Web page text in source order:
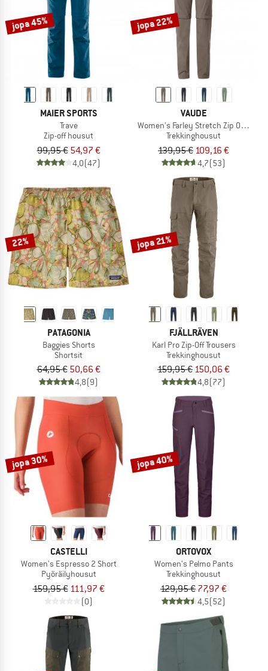
jopa 45%
MAIER SPORTS
Trave
Zip-off housut
99,95 € 54,97 €
4,0(47)
jopa 22%
VAUDE
Women's Farley Stretch Zip Off T-Zip
Trekkinghousut
139,95 € 109,16 €
4,7(53)
22%
PATAGONIA
Baggies Shorts
Shortsit
64,95 € 50,66 €
4,8(9)
jopa 21%
FJÄLLRÄVEN
Karl Pro Zip-Off Trousers
Trekkinghousut
159,95 € 150,06 €
4,8(77)
jopa 30%
CASTELLI
Women's Espresso 2 Short
Pyöräilyhousut
159,95 € 111,97 €
(0)
jopa 40%
ORTOVOX
Women's Pelmo Pants
Trekkinghousut
129,95 € 77,97 €
4,5(52)